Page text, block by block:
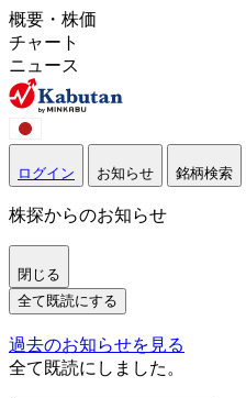
概要・株価
チャート
ニュース
ログイン お知らせ 銘柄検索
株探からのお知らせ
閉じる
全て既読にする
過去のお知らせを見る
全て既読にしました。